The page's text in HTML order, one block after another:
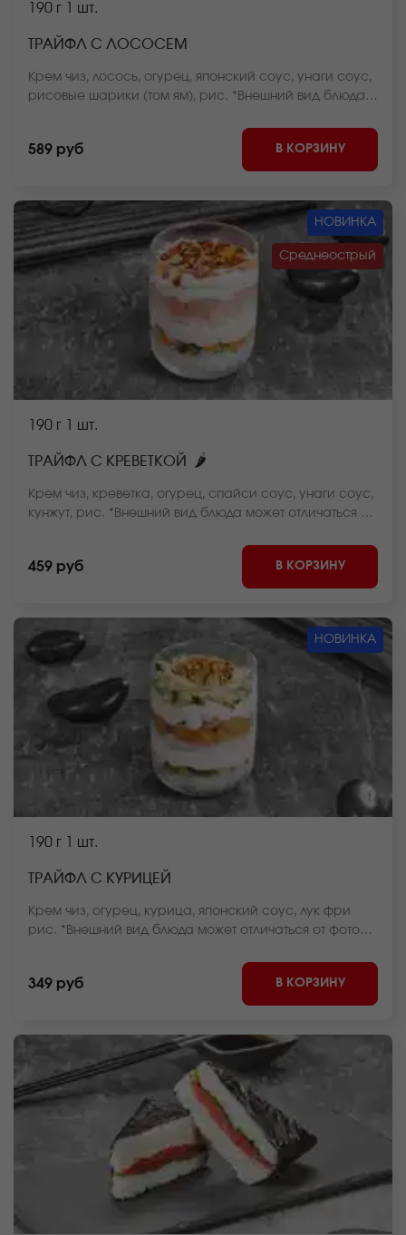
190 г 1 шт.
ТРАЙФЛ С ЛОСОСЕМ
Крем чиз, лосось, огурец, японский соус, унаги соус,
рисовые шарики (том ям), рис. *Внешний вид блюда
589 руб В КОРЗИНУ
НОВИНКА
Среднеострый
190 г 1 шт.
ТРАЙФЛ С КРЕВЕТКОЙ 🌶
Крем чиз, креветка, огурец, спайси соус, унаги соус,
кунжут, рис. *Внешний вид блюда может отличаться от
459 руб В КОРЗИНУ
НОВИНКА
190 г 1 шт.
ТРАЙФЛ С КУРИЦЕЙ
Крем чиз, огурец, курица, японский соус, лук фри
рис. *Внешний вид блюда может отличаться от фото
349 руб В КОРЗИНУ